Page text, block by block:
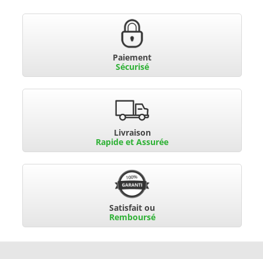
Paiement
Sécurisé
Livraison
Rapide et Assurée
Satisfait ou
Remboursé